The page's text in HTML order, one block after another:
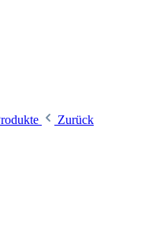
Zurück